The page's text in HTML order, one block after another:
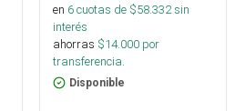
en 6cuotas de $58.332sin
interés
ahorras $14.000 por
transferencia.
Disponible